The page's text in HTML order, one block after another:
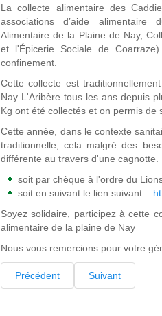
La collecte alimentaire des
associations d’aide
Alimentaire de la Plaine de Nay,
et l'Épicerie Sociale de
confinement.
Cette collecte est
Nay L'Aribère tous les ans depuis
Kg ont été collectés et on permis de
Cette année, dans le contexte
traditionnelle, cela malgré des
différente au travers d'une cagnotte.
soit par chèque à l'ordre du
soit en suivant le lien suivant:
Soyez solidaire, participez à cette
alimentaire de la plaine de Nay
Nous vous remercions pour votre
Précédent Suivant